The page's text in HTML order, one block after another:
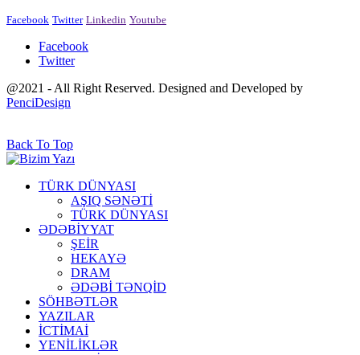
Facebook Twitter Linkedin Youtube
Facebook
Twitter
@2021 - All Right Reserved. Designed and Developed by
PenciDesign
Back To Top
TÜRK DÜNYASI
AŞIQ SƏNƏTİ
TÜRK DÜNYASI
ƏDƏBİYYAT
ŞEİR
HEKAYƏ
DRAM
ƏDƏBİ TƏNQİD
SÖHBƏTLƏR
YAZILAR
İCTİMAİ
YENİLİKLƏR